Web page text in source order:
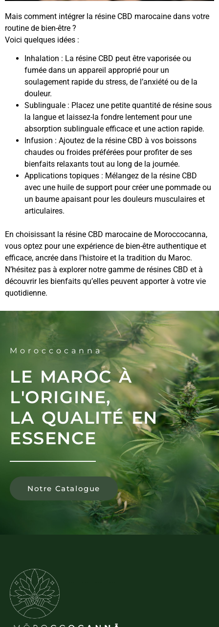
Mais comment intégrer la résine CBD marocaine dans votre
routine de bien-être ?
Voici quelques idées :
Inhalation : La résine CBD peut être vaporisée ou
fumée dans un appareil approprié pour un
soulagement rapide du stress, de l’anxiété ou de la
douleur.
Sublinguale : Placez une petite quantité de résine sous
la langue et laissez-la fondre lentement pour une
absorption sublinguale efficace et une action rapide.
Infusion : Ajoutez de la résine CBD à vos boissons
chaudes ou froides préférées pour profiter de ses
bienfaits relaxants tout au long de la journée.
Applications topiques : Mélangez de la résine CBD
avec une huile de support pour créer une pommade ou
un baume apaisant pour les douleurs musculaires et
articulaires.
En choisissant la résine CBD marocaine de Moroccocanna,
vous optez pour une expérience de bien-être authentique et
efficace, ancrée dans l’histoire et la tradition du Maroc.
N’hésitez pas à explorer notre gamme de résines CBD et à
découvrir les bienfaits qu’elles peuvent apporter à votre vie
quotidienne.
Moroccocanna
LE MAROC À
L'ORIGINE,
LA QUALITÉ EN
ESSENCE
Notre Catalogue